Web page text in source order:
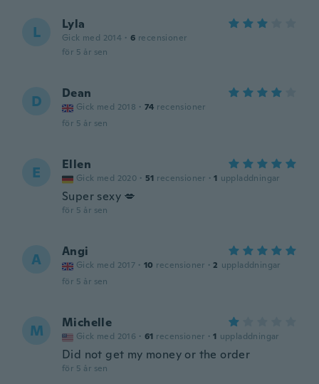
L Lyla
Gick med 2014 · 6 recensioner
för 5 år sen
D Dean
Gick med 2018 · 74 recensioner
för 5 år sen
E Ellen
Gick med 2020 · 51 recensioner · 1 uppladdningar
Super sexy 💋
för 5 år sen
A Angi
Gick med 2017 · 10 recensioner · 2 uppladdningar
för 5 år sen
M Michelle
Gick med 2016 · 61 recensioner · 1 uppladdningar
Did not get my money or the order
för 5 år sen